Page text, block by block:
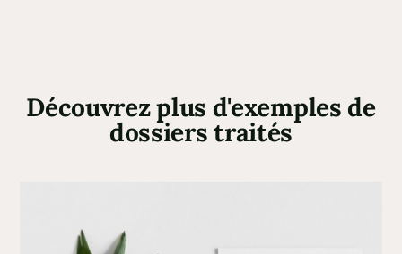
Découvrez plus d'exemples de
dossiers traités